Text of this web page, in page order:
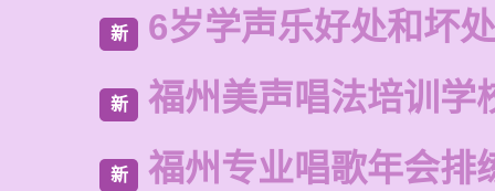
新 6岁学声乐好处和坏处
新 福州美声唱法培训学
新 福州专业唱歌年会排